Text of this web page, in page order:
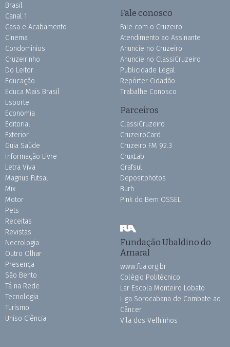
Brasil
Canal 1
Casa e Acabamento
Cinema
Condomínios
Cruzeirinho
Do Leitor
Educação
Educa Mais Brasil
Esporte
Economia
Editorial
Exterior
Guia Saúde
Informação Livre
Letra Viva
Magnus Futsal
Mix
Motor
Pets
Receitas
Revistas
Necrologia
Outro Olhar
Presença
São Bento
Tá na Rede
Tecnologia
Turismo
Uniso Ciência
Fale conosco
Fale com o Cruzeiro
Atendimento ao Assinante
Anuncie no Cruzeiro
Anuncie no ClassiCruzeiro
Publicidade Legal
Repórter Cidadão
Trabalhe Conosco
Parceiros
ClassiCruzeiro
CruzeiroCard
Cruzeiro FM 92.3
CruxLab
Grafsul
Depositphotos
Burh
Pink do Bem OSSEL
Fundação Ubaldino do
Amaral
www.fua.org.br
Colégio Politécnico
Lar Escola Monteiro Lobato
Liga Sorocabana de Combate ao
Câncer
Vila dos Velhinhos